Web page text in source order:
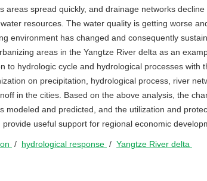
areas spread quickly, and drainage networks
resources. The water quality is getting worse
environment has changed and consequently
areas in the Yangtze River delta as an
to hydrologic cycle and hydrological processes with
on precipitation, hydrological process, river
in the cities. Based on the above analysis, the
modeled and predicted, and the utilization and
useful support for regional economic
/ hydrological response / Yangtze River delta